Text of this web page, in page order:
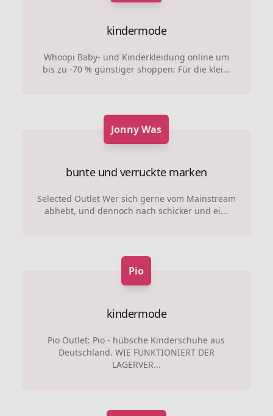
kindermode
Whoopi Baby- und Kinderkleidung online um
bis zu -70 % günstiger shoppen: Für die klei...
Jonny Was
bunte und verruckte marken
Selected Outlet Wer sich gerne vom Mainstream
abhebt, und dennoch nach schicker und ei...
Pio
kindermode
Pio Outlet: Pio - hübsche Kinderschuhe aus
Deutschland. WIE FUNKTIONIERT DER
LAGERVER...